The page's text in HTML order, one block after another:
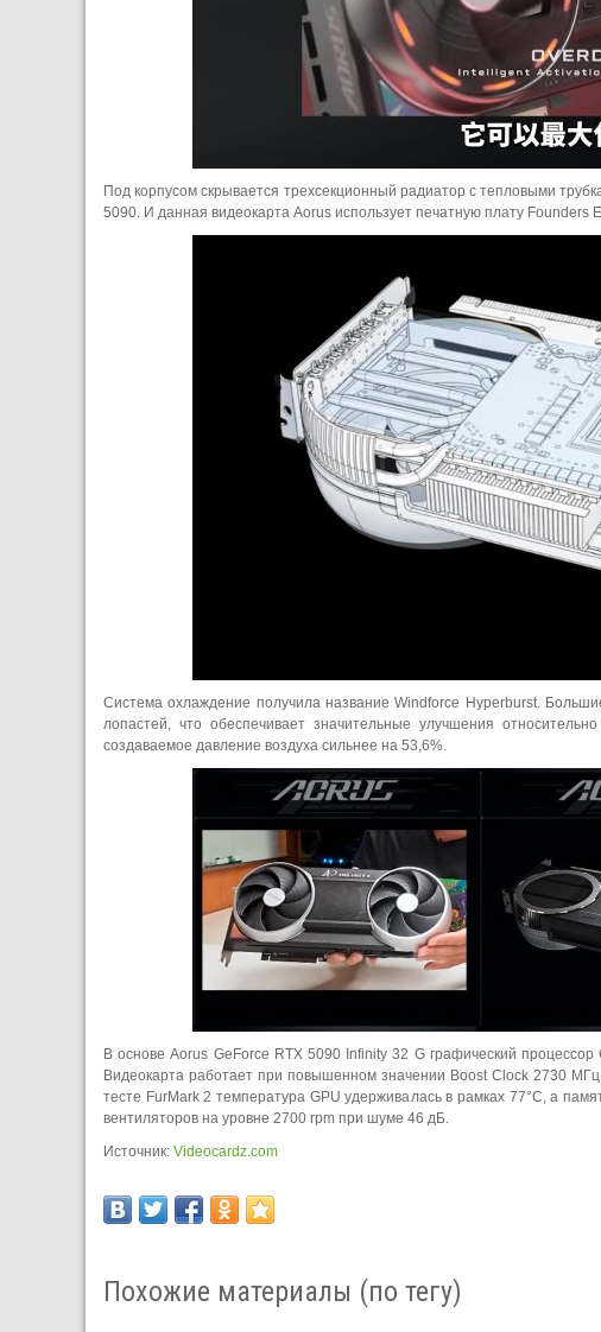
Под корпусом скрывается трехсекционный радиатор с тепловыми
5090. И данная видеокарта Aorus использует печатную плату Founders
Система охлаждение получила название Windforce Hyperburst.
лопастей, что обеспечивает значительные улучшения
создаваемое давление воздуха сильнее на 53,6%.
В основе Aorus GeForce RTX 5090 Infinity 32 G графический
Видеокарта работает при повышенном значении Boost Clock 2730
тесте FurMark 2 температура GPU удерживалась в рамках 77°C, а
вентиляторов на уровне 2700 rpm при шуме 46 дБ.
Источник: Videocardz.com
Похожие материалы (по тегу)